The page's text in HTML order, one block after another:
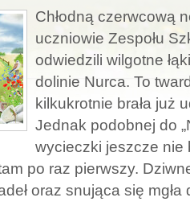
Chłodną czerwcową
uczniowie Zespołu
odwiedzili wilgotne
dolinie Nurca. To
kilkukrotnie brała już
Jednak podobnej do
wycieczki jeszcze nie
po raz pierwszy.
oraz snująca się mgła